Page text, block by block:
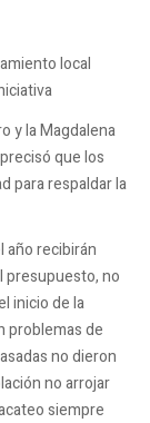
local
y la Magdalena
que los
para respaldar la
año recibirán
presupuesto, no
inicio de la
problemas de
no dieron
no arrojar
siempre